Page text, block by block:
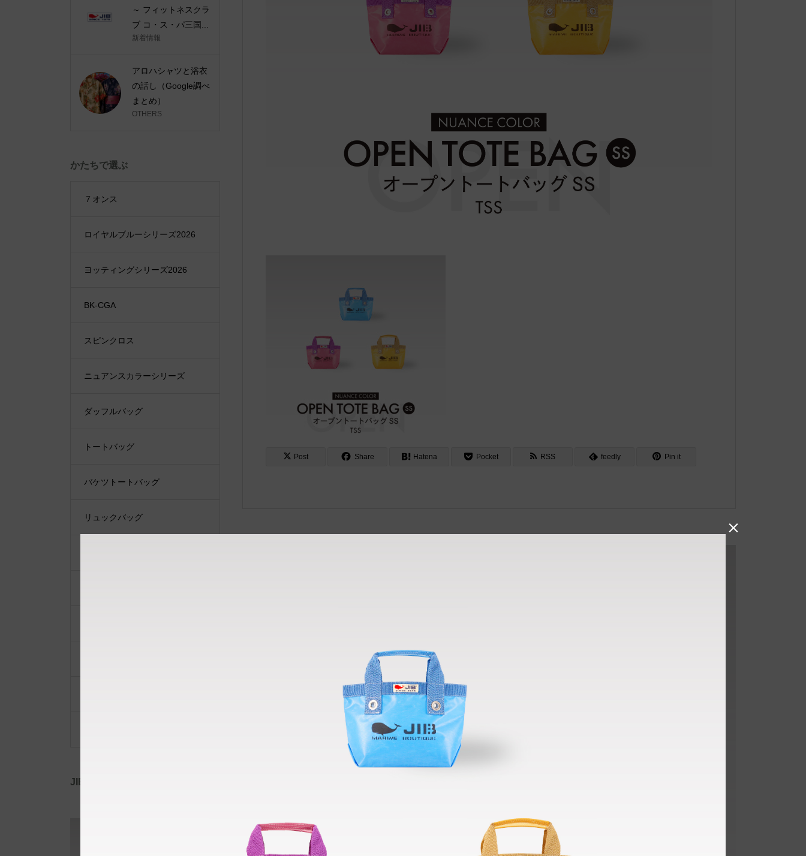
Post Share Hatena Pocket RSS feedly Pin it
～ フィットネスクラ
ブ コ・ス・パ三国...
新着情報
アロハシャツと浴衣
の話し（Google調べ
まとめ）
OTHERS
かたちで選ぶ
７オンス
ロイヤルブルーシリーズ2026
ヨッティングシリーズ2026
BK-CGA
スピンクロス
ニュアンスカラーシリーズ
ダッフルバッグ
トートバッグ
バケツトートバッグ
リュックバッグ
JIB公式SNS
